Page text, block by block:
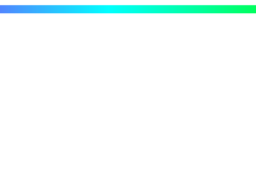
・糸くずなどに関しましては交換対象外となり
ございます。期限内に登録いただけなかった
れているボタンを選択の上でくじ引きを行って